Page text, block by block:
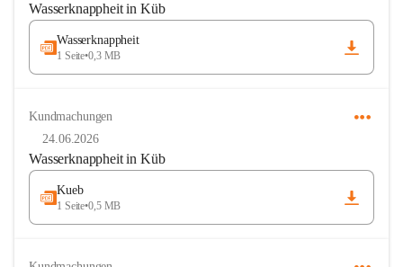
Wasserknappheit in Küb
Wasserknappheit
1 Seite•0,3 MB
Kundmachungen
24.06.2026
Wasserknappheit in Küb
Kueb
1 Seite•0,5 MB